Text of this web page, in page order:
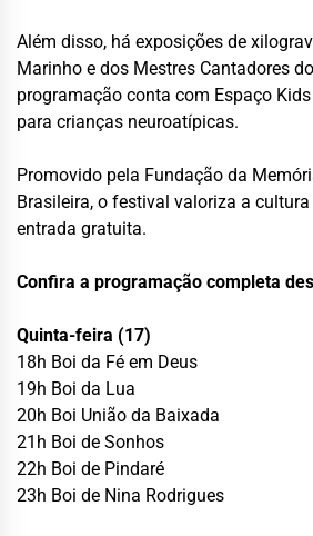
Além disso, há exposições de
Marinho e dos Mestres Cantadores
programação conta com Espaço Kids
para crianças neuroatípicas.
Promovido pela Fundação da
Brasileira, o festival valoriza a
entrada gratuita.
Confira a programação completa
Quinta-feira (17)
18h Boi da Fé em Deus
19h Boi da Lua
20h Boi União da Baixada
21h Boi de Sonhos
22h Boi de Pindaré
23h Boi de Nina Rodrigues